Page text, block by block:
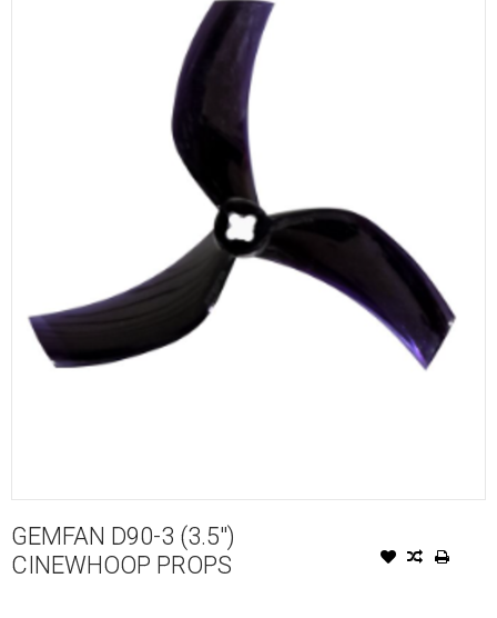
GEMFAN D90-3 (3.5'')
CINEWHOOP PROPS